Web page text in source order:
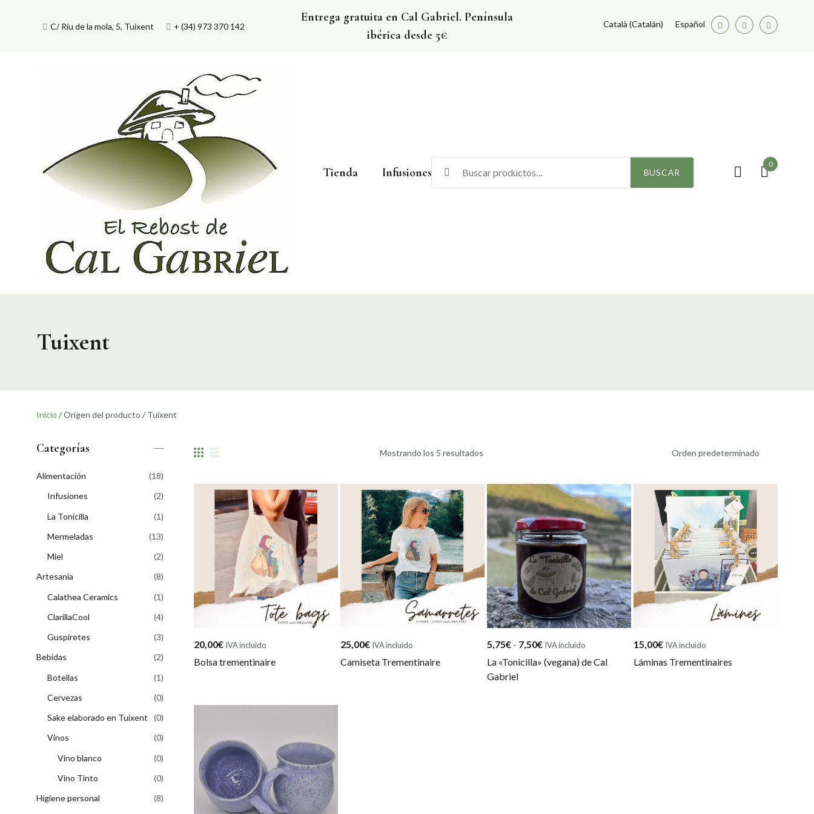
C/ Riu de la mola, 5, Tuixent + (34) 973 370 142
Entrega gratuita en Cal Gabriel. Península
ibérica desde 5€
Català (Catalán) Español FacebookTwitter Youtube
El Rebost de Cal Gabriel
La botiga amb els productes de Cal Gabriel
Tienda Infusiones Vinos Cervezas BUSCAR
0
Tuixent
Inicio / Orígen del producto / Tuixent
Mostrando los 5 resultados
20,00€ IVA incluido
Bolsa trementinaire
25,00€ IVA incluido
Camiseta Trementinaire
5,75€ - 7,50€Rango
de
IVA incluido
La «Tonicilla» (vegana) de Cal
Gabriel
15,00€ IVA incluido
Láminas Trementinaires
Categorías
Alimentación
(18)
Infusiones
(2)
La Tonicilla
(1)
Mermeladas
(13)
Miel
(2)
Artesanía
(8)
Calathea Ceramics
(1)
ClarillaCool
(4)
Guspiretes
(3)
Bebidas
(2)
Botellas
(1)
Cervezas
(0)
Sake elaborado en Tuixent
(0)
Vinos
(0)
Vino blanco
(0)
Vino Tinto
(0)
Higiene personal
(8)